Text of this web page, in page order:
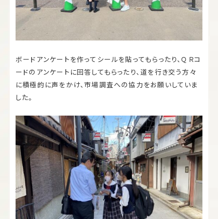
ボードアンケートを作ってシールを貼ってもらったり、ＱＲコ
ードのアンケートに回答してもらったり、道を行き交う方々
に積極的に声をかけ、市場調査への協力をお願いしていま
した。